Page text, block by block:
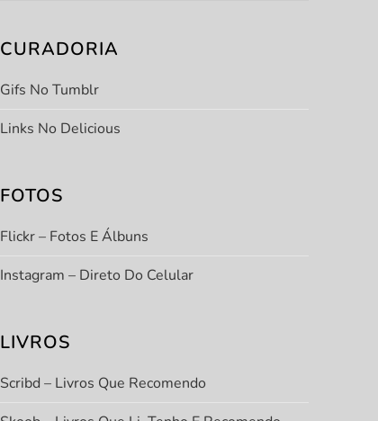
CURADORIA
Gifs No Tumblr
Links No Delicious
FOTOS
Flickr – Fotos E Álbuns
Instagram – Direto Do Celular
LIVROS
Scribd – Livros Que Recomendo